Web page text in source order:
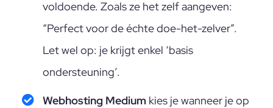
voldoende. Zoals ze het zelf aangeven:
“Perfect voor de échte doe-het-zelver”.
Let wel op: je krijgt enkel ‘basis
ondersteuning’.
Webhosting Medium kies je wanneer je op